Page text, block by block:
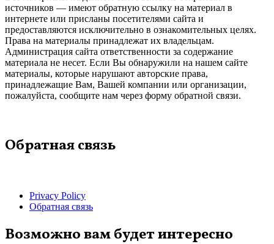
источников — имеют обратную ссылку на материал в
интернете или присланы посетителями сайта и
предоставляются исключительно в ознакомительных целях.
Права на материалы принадлежат их владельцам.
Администрация сайта ответственности за содержание
материала не несет. Если Вы обнаружили на нашем сайте
материалы, которые нарушают авторские права,
принадлежащие Вам, Вашей компании или организации,
пожалуйста, сообщите нам через форму обратной связи.
Обратная связь
Privacy Policy
Обратная связь
Возможно вам будет интересно